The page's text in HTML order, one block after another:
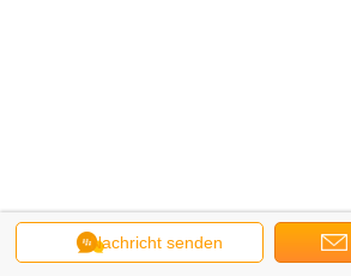
Nachricht senden